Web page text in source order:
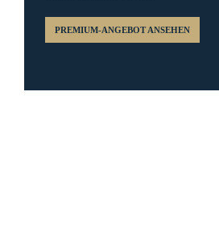
PREMIUM-ANGEBOT ANSEHEN